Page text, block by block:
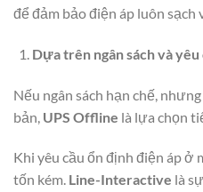
để đảm bảo điện áp luôn sạch
Dựa trên ngân sách và
Nếu ngân sách hạn chế,
bản, UPS Offline là lựa chọn
Khi yêu cầu ổn định điện áp ở
tốn kém. Line-Interactive là